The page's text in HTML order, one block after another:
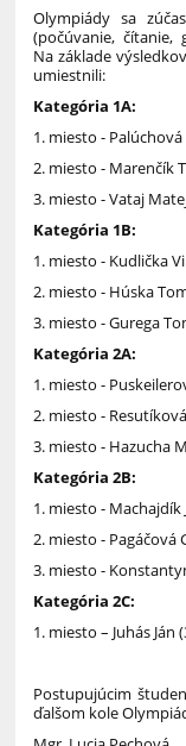
Olympiády sa
(počúvanie, čítanie,
Na základe
umiestnili:
Kategória 1A:
1. miesto -
2. miesto - Marenčík
3. miesto - Vataj
Kategória 1B:
1. miesto - Kudlička
2. miesto - Húska
3. miesto - Gurega
Kategória 2A:
1. miesto -
2. miesto -
3. miesto - Hazucha
Kategória 2B:
1. miesto - Machajdík
2. miesto - Pagáčová
3. miesto -
Kategória 2C:
1. miesto – Juhás Ján
Postupujúcim
ďalšom kole